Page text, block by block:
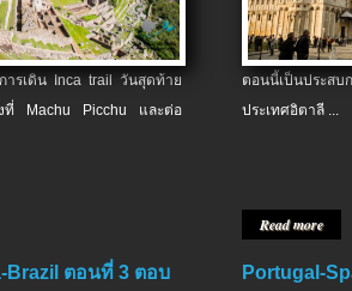
ารเดิน Inca trail วันสุดท้าย
ที่ Machu Picchu และต่อ
ตอนนี้เป็นประส
ประเทศอิตาลี ...
Read more
Brazil ตอนที่ 3 ตอบ
Portugal-